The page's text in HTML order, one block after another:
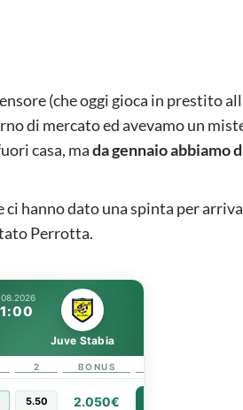
(che oggi gioca in prestito
di mercato ed avevamo un
casa, mada gennaio abbiamo
ci hanno dato una spinta per
Perrotta.
Juve Stabia
2 BONUS
5.50 2.050€